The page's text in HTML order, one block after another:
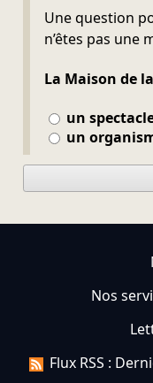
Une question
n’êtes pas une
La Maison de
un
un
Ne pas remplir
Nos
Flux RSS :